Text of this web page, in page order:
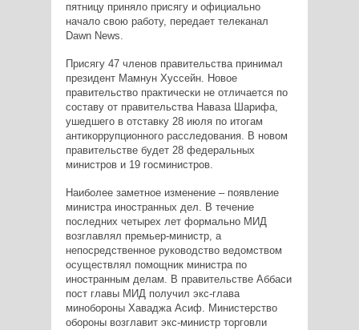
пятницу приняло присягу и официально
начало свою работу, передает телеканал
Dawn News.
Присягу 47 членов правительства принимал
президент Мамнун Хуссейн. Новое
правительство практически не отличается по
составу от правительства Наваза Шарифа,
ушедшего в отставку 28 июля по итогам
антикоррупционного расследования. В новом
правительстве будет 28 федеральных
министров и 19 госминистров.
Наиболее заметное изменение – появление
министра иностранных дел. В течение
последних четырех лет формально МИД
возглавлял премьер-министр, а
непосредственное руководство ведомством
осуществлял помощник министра по
иностранным делам. В правительстве Аббаси
пост главы МИД получил экс-глава
минобороны Хаваджа Асиф. Министерство
обороны возглавит экс-министр торговли